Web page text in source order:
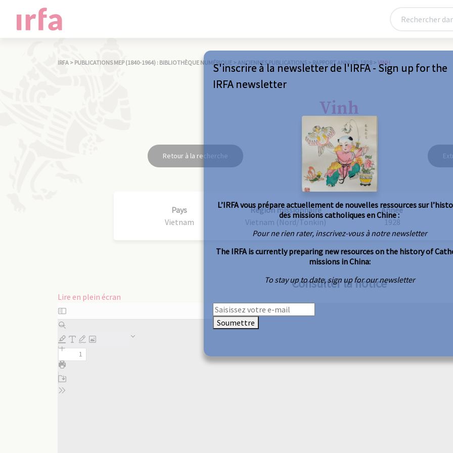
IRFA > PUBLICATIONS MEP (1840-1964) : BIBLIOTHÈQUE NUMÉRIQUE > ANCIENNES PUBLICATIONS > RAPPORT ANNUEL 1928 > VINH
Vinh
Retour à la recherche
Pays
Vietnam
Région missionnaire
Vietnam (Nord/Tonkin)
Année
1928
Consulter la notice
Lire en plein écran
Aller
au
contenu
PDF
S'inscrire à la newsletter de l'IRFA - Sign up for the
IRFA newsletter
L’IRFA vous prépare actuellement de nouvelles ressources sur
des missions catholiques en Chine :
Pour ne rien rater, inscrivez-vous à notre newsletter
The IRFA is currently preparing new resources on the history of
missions in China:
To stay up to date, sign up for our newsletter
Soumettre